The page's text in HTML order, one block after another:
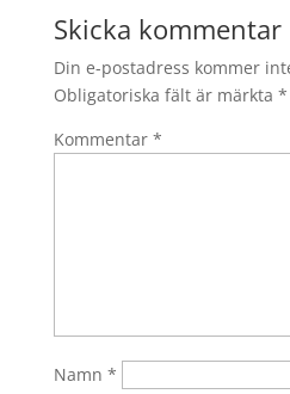
Skicka kommentar
Din e-postadress kommer
Obligatoriska fält är märkta *
Kommentar *
Namn *